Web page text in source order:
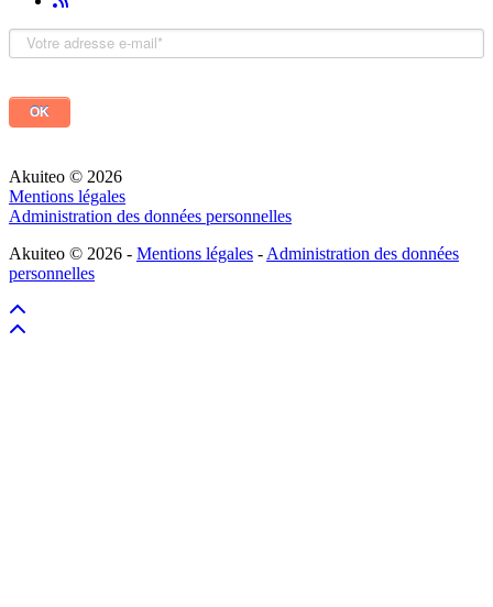
Akuiteo © 2026
Mentions légales
Administration des données personnelles
Akuiteo © 2026 - Mentions légales - Administration des données
personnelles